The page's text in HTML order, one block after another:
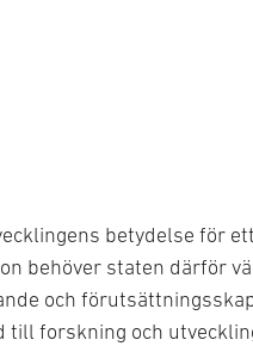
betydelse för
behöver staten därför
och
till forskning och